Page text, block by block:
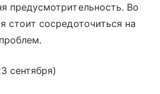
предусмотрительность. Во
стоит сосредоточиться на
сентября)